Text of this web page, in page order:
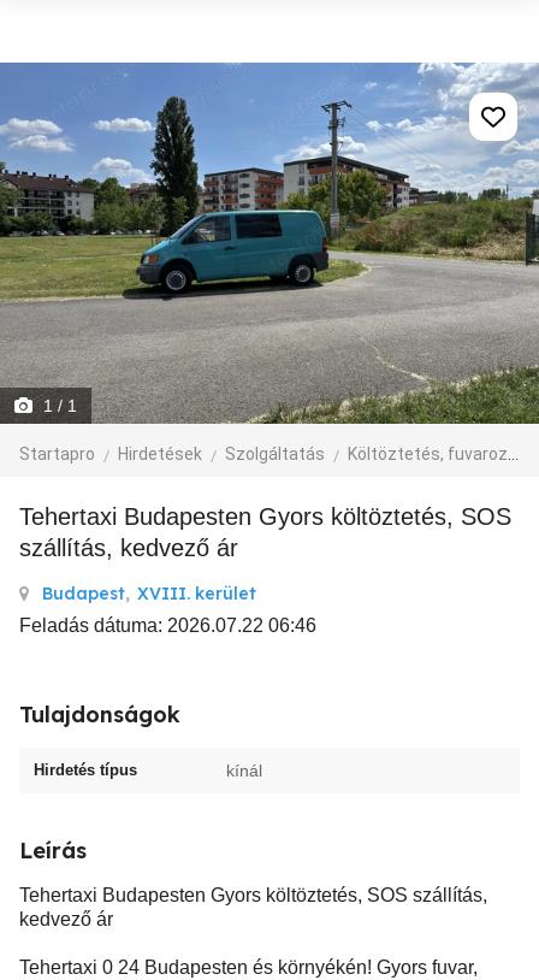
1 / 1
Startapro Hirdetések Szolgáltatás Költöztetés, fuvarozás, járműbérlés
Tehertaxi Budapesten Gyors költöztetés, SOS
szállítás, kedvező ár
Budapest, XVIII. kerület
Feladás dátuma: 2026.07.22 06:46
Tulajdonságok
Hirdetés típus kínál
Leírás
Tehertaxi Budapesten Gyors költöztetés, SOS szállítás,
kedvező ár
Tehertaxi 0 24 Budapesten és környékén! Gyors fuvar,